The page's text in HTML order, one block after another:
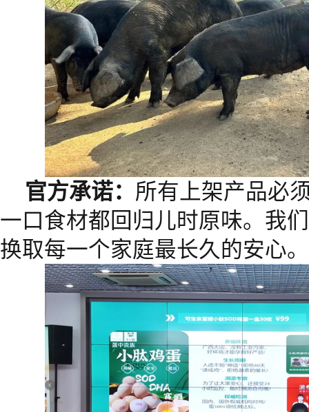
官方承诺： 所有上架产品必
一口食材都回归儿时原味。我
换取每一个家庭最长久的安心。